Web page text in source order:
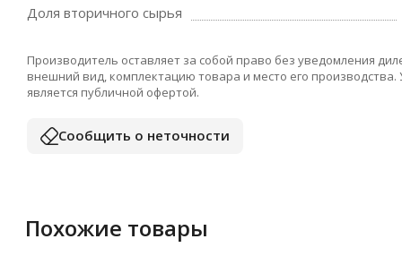
Доля вторичного сырья
Производитель оставляет за собой право без уведомления
внешний вид, комплектацию товара и место его
является публичной офертой.
Сообщить о неточности
Похожие товары